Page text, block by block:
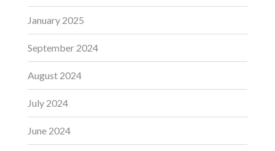
January 2025
September 2024
August 2024
July 2024
June 2024